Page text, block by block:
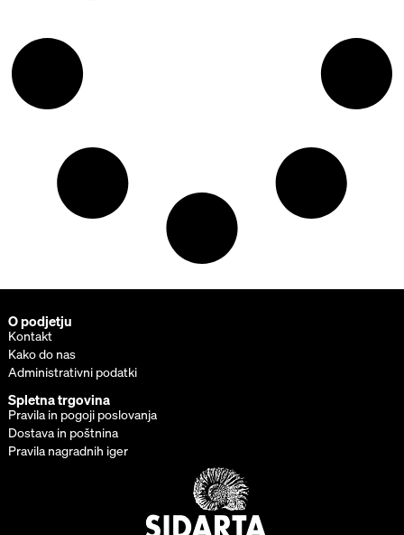
O podjetju
Kontakt
Kako do nas
Administrativni podatki
Spletna trgovina
Pravila in pogoji poslovanja
Dostava in poštnina
Pravila nagradnih iger